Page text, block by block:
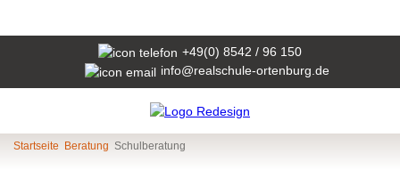
+49(0) 8542 / 96 150
info@realschule-ortenburg.de
Startseite Beratung Schulberatung